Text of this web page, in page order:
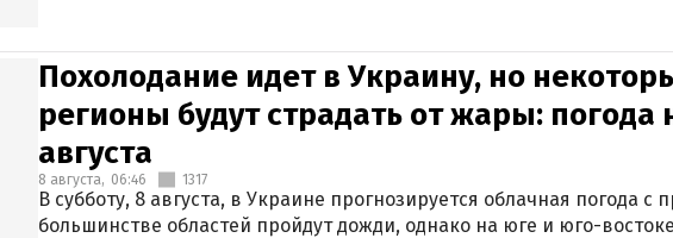
Похолодание идет в Украину, но
регионы будут страдать от жары: погода
августа
8 августа, 06:46 1317
В субботу, 8 августа, в Украине прогнозируется облачная погода с
большинстве областей пройдут дожди, однако на юге и юго-